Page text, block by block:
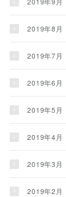
2019年8月
2019年7月
2019年6月
2019年5月
2019年4月
2019年3月
2019年2月